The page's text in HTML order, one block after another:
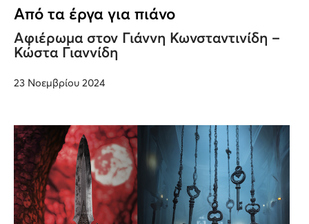
Από τα έργα για πιάνο
Αφιέρωμα στον Γιάννη Κωνσταντινίδη –
Κώστα Γιαννίδη
23 Νοεμβρίου 2024